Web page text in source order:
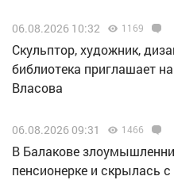
06.08.2026 10:32 1169
Скульптор, художник,
библиотека приглашает
Власова
06.08.2026 09:31 1466
В Балакове
пенсионерке и скрылась